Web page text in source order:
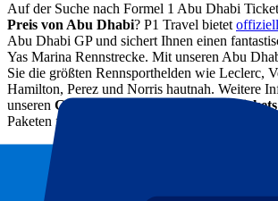
Auf der Suche nach Formel 1 Abu Dhabi
Preis von Abu Dhabi? P1 Travel bietet
Abu Dhabi GP und sichert Ihnen einen
Yas Marina Rennstrecke. Mit unseren Abu
Sie die größten Rennsporthelden wie Leclerc,
Hamilton, Perez und Norris hautnah. Weitere
unseren Großer Preis von Abu Dhabi Tickets
Paketen finden Sie oben.